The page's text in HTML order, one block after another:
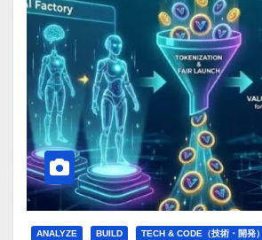
ANALYZE BUILD TECH & CODE（技術・開発）